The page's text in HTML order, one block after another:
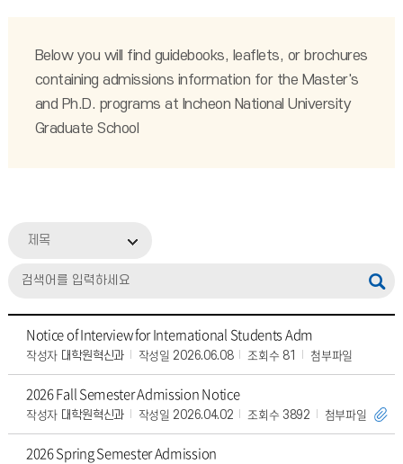
Below you will find guidebooks, leaflets, or brochures
containing admissions information for the Master's
and Ph.D. programs at Incheon National University
Graduate School
제목
Notice of Interview for International Students Adm
작성자 대학원혁신과 작성일 2026.06.08 조회수 81 첨부파일
2026 Fall Semester Admission Notice
작성자 대학원혁신과 작성일 2026.04.02 조회수 3892 첨부파일
2026 Spring Semester Admission